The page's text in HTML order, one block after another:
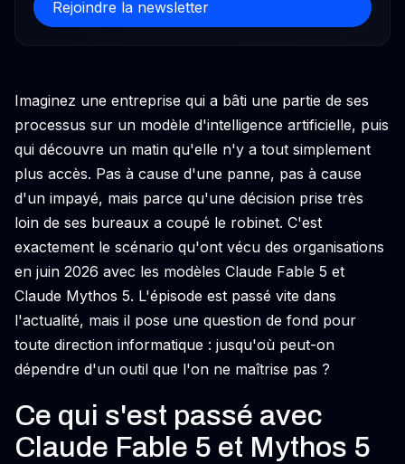
Imaginez une entreprise qui a bâti une partie de ses
processus sur un modèle d'intelligence artificielle, puis
qui découvre un matin qu'elle n'y a tout simplement
plus accès. Pas à cause d'une panne, pas à cause
d'un impayé, mais parce qu'une décision prise très
loin de ses bureaux a coupé le robinet. C'est
exactement le scénario qu'ont vécu des organisations
en juin 2026 avec les modèles Claude Fable 5 et
Claude Mythos 5. L'épisode est passé vite dans
l'actualité, mais il pose une question de fond pour
toute direction informatique : jusqu'où peut-on
dépendre d'un outil que l'on ne maîtrise pas ?
Ce qui s'est passé avec
Claude Fable 5 et Mythos 5